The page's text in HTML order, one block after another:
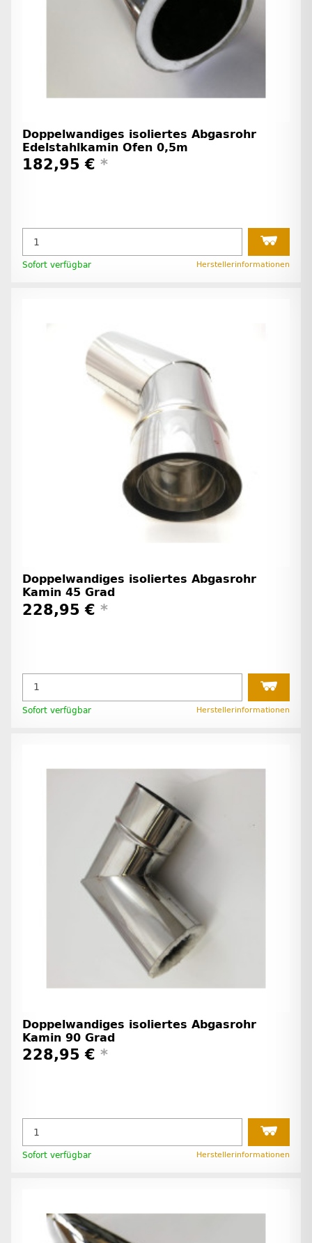
Doppelwandiges isoliertes Abgasrohr
Edelstahlkamin Ofen 0,5m
182,95 € *
Sofort verfügbar Herstellerinformationen
Doppelwandiges isoliertes Abgasrohr
Kamin 45 Grad
228,95 € *
Sofort verfügbar Herstellerinformationen
Doppelwandiges isoliertes Abgasrohr
Kamin 90 Grad
228,95 € *
Sofort verfügbar Herstellerinformationen